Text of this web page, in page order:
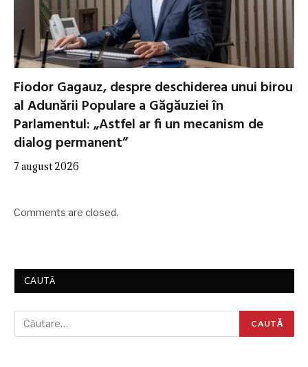
Fiodor Gagauz, despre deschiderea unui birou
al Adunării Populare a Găgăuziei în
Parlamentul: „Astfel ar fi un mecanism de
dialog permanent”
7 august 2026
Comments are closed.
CAUTĂ